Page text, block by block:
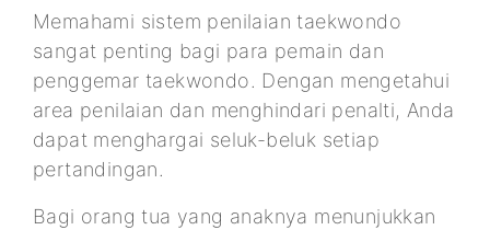
Memahami sistem penilaian taekwondo
sangat penting bagi para pemain dan
penggemar taekwondo. Dengan mengetahui
area penilaian dan menghindari penalti, Anda
dapat menghargai seluk-beluk setiap
pertandingan.
Bagi orang tua yang anaknya menunjukkan